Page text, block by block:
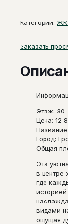
Категории: ЖК
Заказать
Этаж: 30
Цена: 12
Город:
Общая
Эта
в центре
где
видами
ощущая